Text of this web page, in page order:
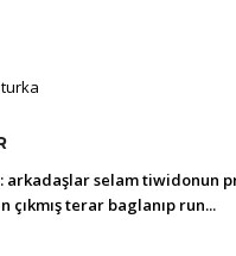
arkadaşlar selam tiwidonun
çıkmış terar baglanıp run...